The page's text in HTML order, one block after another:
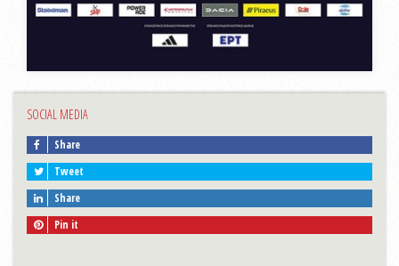
SOCIAL MEDIA
Share
Tweet
Share
Pin it